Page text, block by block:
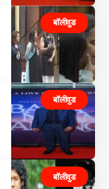
बॉलीवुड
बॉलीवुड
बॉलीवुड